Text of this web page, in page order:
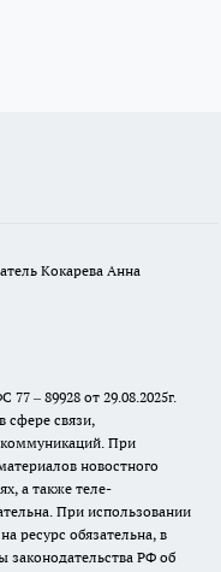
Кокарева Анна
– 89928 от 29.08.2025г.
сфере связи,
При
новостного
а также теле-
При использовании
ресурс обязательна, в
РФ об